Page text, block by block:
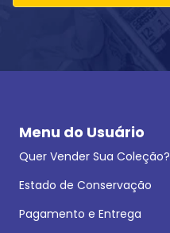
Menu do Usuário
Quer Vender Sua Coleção?
Estado de Conservação
Pagamento e Entrega